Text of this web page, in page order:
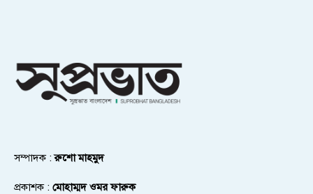
সম্পাদক :রুশো মাহমুদ
প্রকাশক : মোহাম্মদ ওমর ফারুক